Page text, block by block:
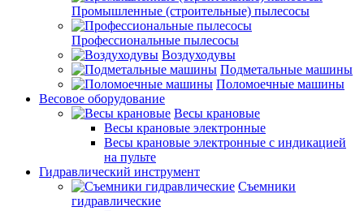
Промышленные (строительные) пылесосы
Профессиональные пылесосы
Воздуходувы
Подметальные машины
Поломоечные машины
Весовое оборудование
Весы крановые
Весы крановые электронные
Весы крановые электронные с индикацией
на пульте
Гидравлический инструмент
Съемники
гидравлические